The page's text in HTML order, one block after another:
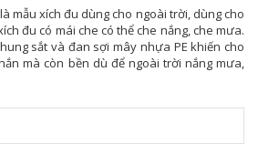
mẫu xích đu dùng cho ngoài trời, dùng cho
đu có mái che có thể che nắng, che mưa.
sắt và đan sợi mây nhựa PE khiến cho
mà còn bền dù để ngoài trời nắng mưa,